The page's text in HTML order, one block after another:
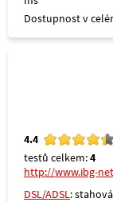
Dostupnost v
4.4
testů celkem:4
http://www.ibg-
DSL/ADSL: